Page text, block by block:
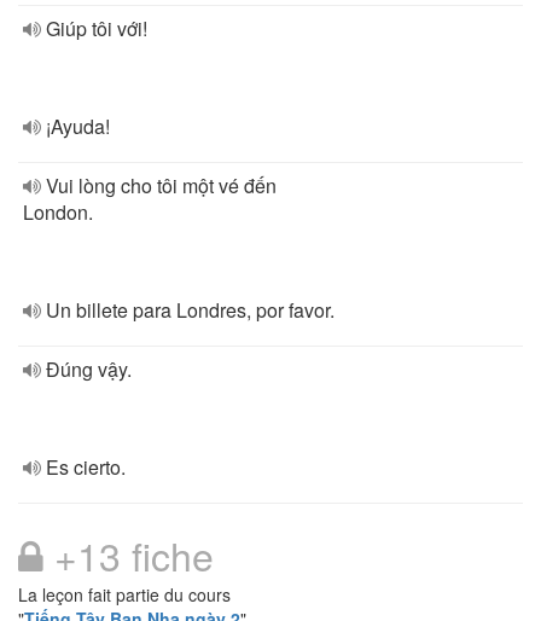
Giúp tôi với!
¡Ayuda!
Vui lòng cho tôi một vé đến
London.
Un billete para Londres, por favor.
Đúng vậy.
Es cierto.
+13 fiche
La leçon fait partie du cours